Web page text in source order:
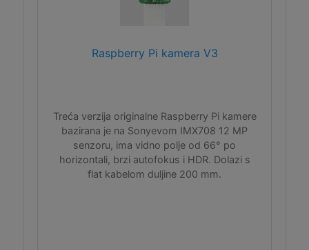
Raspberry Pi kamera V3
Treća verzija originalne Raspberry Pi kamere
bazirana je na Sonyevom IMX708 12 MP
senzoru, ima vidno polje od 66° po
horizontali, brzi autofokus i HDR. Dolazi s
flat kabelom duljine 200 mm.